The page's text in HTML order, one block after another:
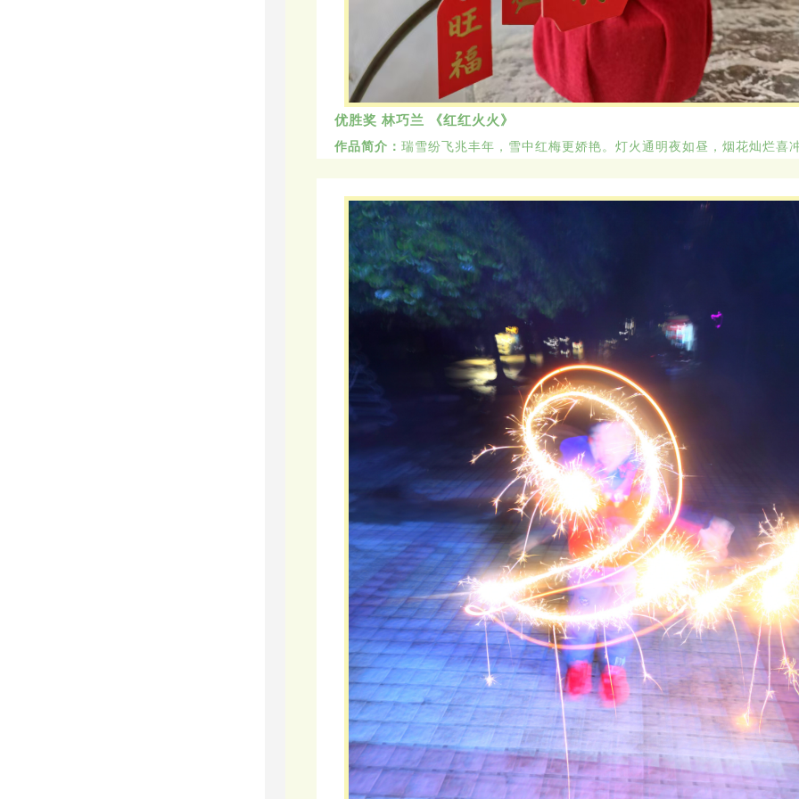
优胜奖 林巧兰 《红红火火》
作品简介： 瑞雪纷飞兆丰年，雪中红梅更娇艳。灯火通明夜如昼，烟花灿烂喜